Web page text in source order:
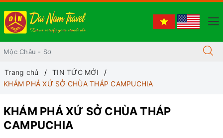
Trang chủ
TIN TỨC MỚI
KHÁM PHÁ XỨ SỞ CHÙA THÁP CAMPUCHIA
KHÁM PHÁ XỨ SỞ CHÙA THÁP
CAMPUCHIA